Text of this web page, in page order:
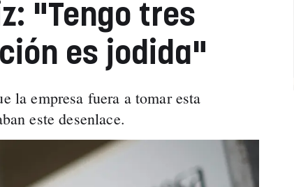
"Tengo tres
es jodida"
la empresa fuera a tomar esta
este desenlace.